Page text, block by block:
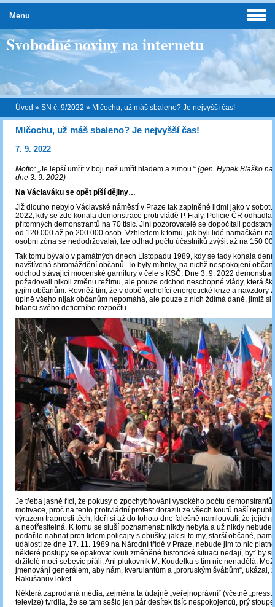
Svobodné noviny na internetu
Úvod » SN č. 9/2022 » Mlčochu, už máš sbaleno? Je nejvyšší čas!
Mlčochu, už máš sbaleno? Je nejvyšší čas!
7. 9. 2022
Motto: „Je lepší umřít v boji než umřít hladem a zimou.“ (gen. Hynek Blaško
dne 3. 9. 2022)
Na Václaváku se opět píší dějiny…
Již dlouho nebylo Václavské náměstí v Praze tak zaplněné lidmi jako v
2022, kdy se zde konala demonstrace proti vládě P. Fialy. Policie ČR odhadla
přítomných demonstrantů na 70 tisíc. Jiní pozorovatelé se dopočítali
od 120 000 až po 200 000 osob. Vzhledem k tomu, jak byli lidé namačkáni
osobní zóna se nedodržovala), lze odhad počtu účastníků zvýšit až na 150
Tak tomu bývalo v památných dnech Listopadu 1989, kdy se tady konala
navštívená shromáždění občanů. To byly mítinky, na nichž nespokojení
odchod stávající mocenské garnitury v čele s KSČ. Dne 3. 9. 2022
požadovali nikoli změnu režimu, ale pouze odchod neschopné vlády, která
jejím občanům. Rovněž tím, že v době vrcholící energetické krize a navzdory
úplně všeho nijak občanům nepomáhá, ale pouze z nich ždímá daně, jimiž si
bilanci svého deficitního rozpočtu.
Je třeba jasně říci, že pokusy o zpochybňování vysokého počtu
motivace, proč na tento protivládní protest dorazili ze všech koutů naší
výrazem trapnosti těch, kteří si až do tohoto dne falešně namlouvali, že jejich
a neotřesitelná. K tomu se sluší poznamenat: nikdy nebyla a už nikdy
podařilo nahnat proti lidem policajty s obušky, jak si to my, starší občané,
událostí ze dne 17. 11. 1989 na Národní třídě v Praze, nebude jim to nic
některé postupy se opakovat kvůli změněné historické situaci nedají, byť by
držitelé moci sebevíc přáli. Ani plukovník M. Koudelka s tím nic nenadělá.
jmenování generálem, aby nám, kverulantům a „proruským švábům“, ukázal,
Rakušanův loket.
Některá zaprodaná média, zejména ta údajně „veřejnoprávní“ (včetně
televize) tvrdila, že se tam sešlo jen pár desítek tisíc nespokojenců, prý
Menu